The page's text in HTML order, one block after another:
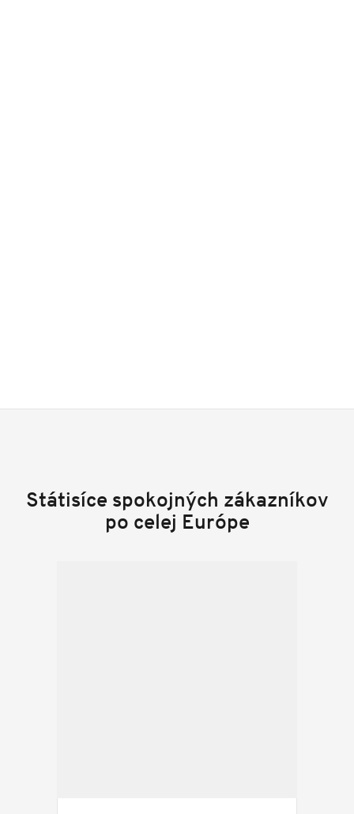
Státisíce spokojných zákazníkov
po celej Európe